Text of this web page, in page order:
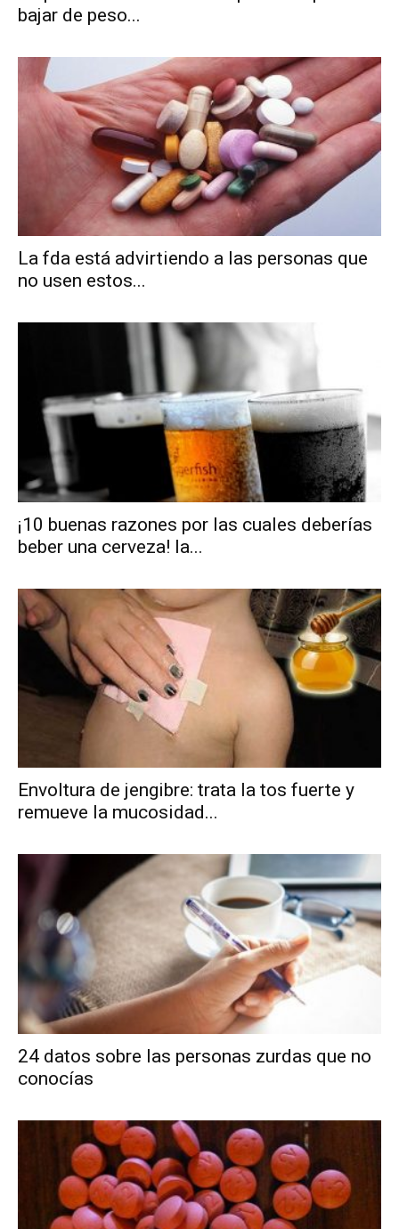
bajar de peso...
La fda está advirtiendo a las personas que
no usen estos...
¡10 buenas razones por las cuales deberías
beber una cerveza! la...
Envoltura de jengibre: trata la tos fuerte y
remueve la mucosidad...
24 datos sobre las personas zurdas que no
conocías